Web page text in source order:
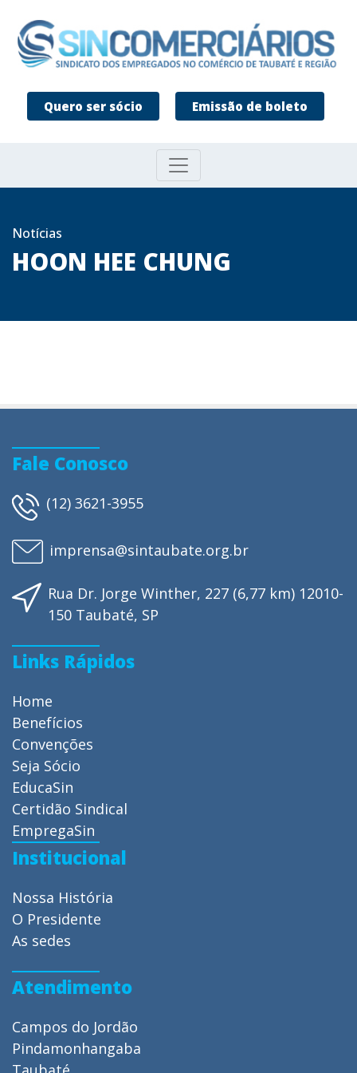
Quero ser sócio Emissão de boleto
Notícias
HOON HEE CHUNG
Fale Conosco
(12) 3621-3955
imprensa@sintaubate.org.br
Rua Dr. Jorge Winther, 227 (6,77 km) 12010-
150 Taubaté, SP
Links Rápidos
Home
Benefícios
Convenções
Seja Sócio
EducaSin
Certidão Sindical
EmpregaSin
Institucional
Nossa História
O Presidente
As sedes
Atendimento
Campos do Jordão
Pindamonhangaba